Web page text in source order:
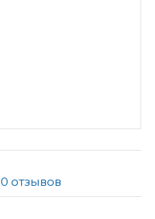
0 отзывов